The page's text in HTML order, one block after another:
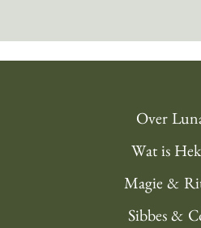
Over
Wat is
Magie &
Sibbes &